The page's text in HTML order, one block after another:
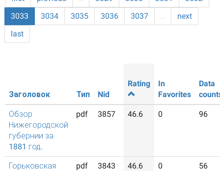
3033
3034 3035 3036 3037 …
next
last
Заголовок Тип Nid
Rating
In
Favorites
Data
Обзор
Нижегородской
губернии за
1881 год.
pdf 3857 46.6 0 96
Горьковская
pdf 3843 46.6 0 56